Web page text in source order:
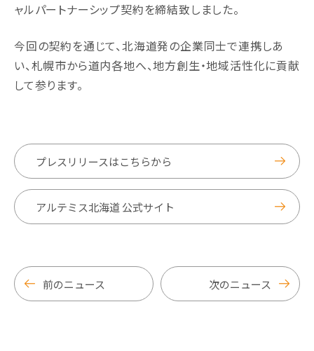
ャルパートナーシップ契約を締結致しました。
今回の契約を通じて、北海道発の企業同士で連携しあ
い、札幌市から道内各地へ、地方創生・地域活性化に貢献
して参ります。
プレスリリースはこちらから
アルテミス北海道 公式サイト
前のニュース 次のニュース